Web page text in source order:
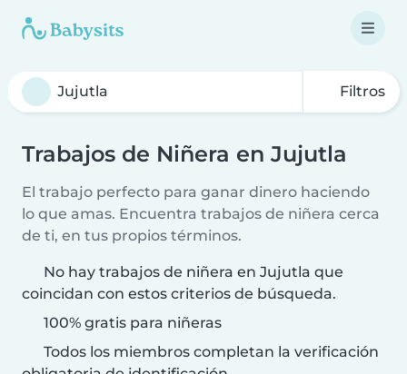
Filtros
Trabajos de Niñera en Jujutla
El trabajo perfecto para ganar dinero haciendo
lo que amas. Encuentra trabajos de niñera cerca
de ti, en tus propios términos.
No hay trabajos de niñera en Jujutla que
coincidan con estos criterios de búsqueda.
100% gratis para niñeras
Todos los miembros completan la verificación